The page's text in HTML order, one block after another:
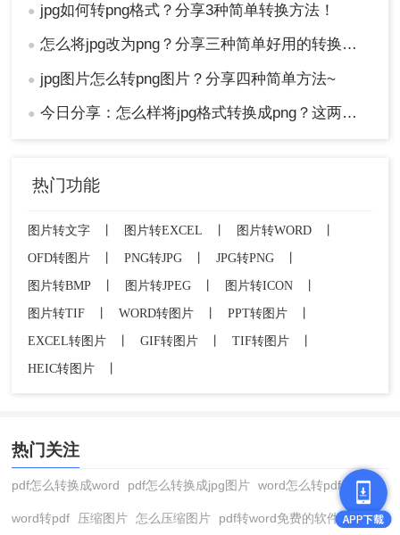
文件质量：转换时请注意保持图像的质量，特
别是在使用压缩选项时。
备份文件：在进行任何转换之前，最好备份原
始文件，以防转换过程中发生意外。
总结
以根据自身的需求和技术水平选择最适合的方式来
软件轻松完成任务，还是通过命令行或脚本自动化
您的工作变得更加高效。
● jpg如何转png格式？分享3种简单转换方法！
● 怎么将jpg改为png？分享三种简单好用的转换方法
● jpg图片怎么转png图片？分享四种简单方法~
● 今日分享：怎么样将jpg格式转换成png？这两种方法学起来
热门功能
图片转文字 图片转EXCEL 图片转WORD
OFD转图片
PNG转JPG JPG转PNG
图片转BMP
图片转JPEG 图片转ICON
图片转TIF
WORD转图片 PPT转图片
EXCEL转图片
GIF转图片 TIF转图片
HEIC转图片
热门关注
pdf怎么转换成word pdf怎么转换成jpg图片 word怎么转pdf
word转pdf 压缩图片 怎么压缩图片 pdf转word免费的软件